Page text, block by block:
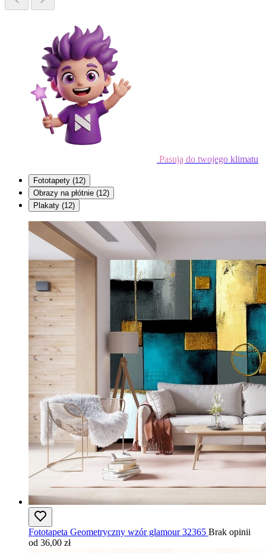
Pasują do twojego klimatu
Fototapety (12)
Obrazy na płótnie (12)
Plakaty (12)
Fototapeta Geometryczny wzór glamour 32365 Brak opinii
od 36,00 zł